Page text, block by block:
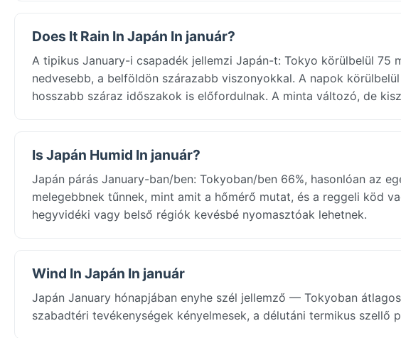
Does It Rain In Japán In január?
A tipikus January-i csapadék jellemzi Japán-t: Tokyo körülbelül 75
nedvesebb, a belföldön szárazabb viszonyokkal. A napok
hosszabb száraz időszakok is előfordulnak. A minta változó, de
Is Japán Humid In január?
Japán párás January-ban/ben: Tokyoban/ben 66%, hasonlóan az
melegebbnek tűnnek, mint amit a hőmérő mutat, és a reggeli köd
hegyvidéki vagy belső régiók kevésbé nyomasztóak lehetnek.
Wind In Japán In január
Japán January hónapjában enyhe szél jellemző — Tokyoban
szabadtéri tevékenységek kényelmesek, a délutáni termikus szellő